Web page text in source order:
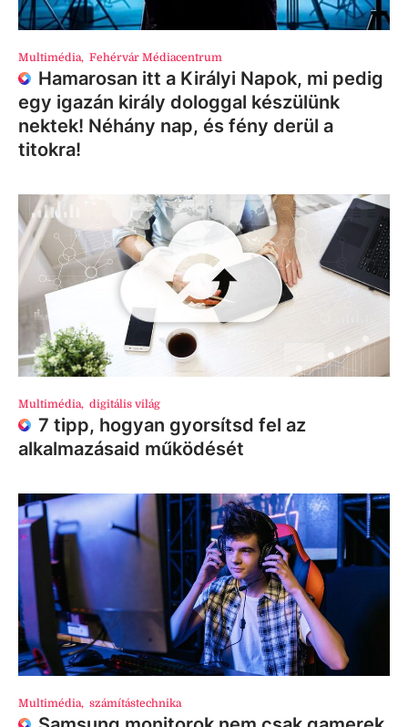
Multimédia, Fehérvár Médiacentrum
Hamarosan itt a Királyi Napok, mi pedig
egy igazán király dologgal készülünk
nektek! Néhány nap, és fény derül a
titokra!
Multimédia, digitális világ
7 tipp, hogyan gyorsítsd fel az
alkalmazásaid működését
Multimédia, számítástechnika